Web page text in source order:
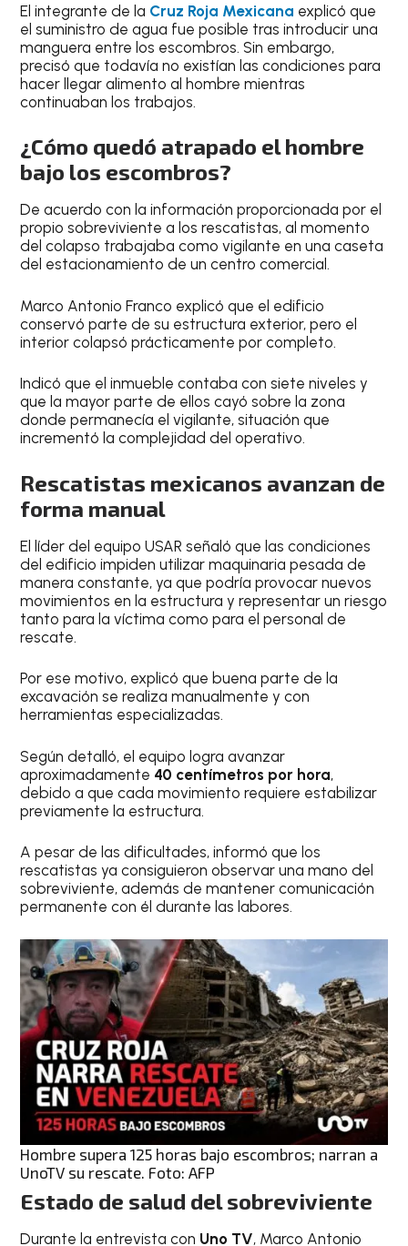
El integrante de la Cruz Roja Mexicana explicó que
el suministro de agua fue posible tras introducir una
manguera entre los escombros. Sin embargo,
precisó que todavía no existían las condiciones para
hacer llegar alimento al hombre mientras
continuaban los trabajos.
¿Cómo quedó atrapado el hombre
bajo los escombros?
De acuerdo con la información proporcionada por el
propio sobreviviente a los rescatistas, al momento
del colapso trabajaba como vigilante en una caseta
del estacionamiento de un centro comercial.
Marco Antonio Franco explicó que el edificio
conservó parte de su estructura exterior, pero el
interior colapsó prácticamente por completo.
Indicó que el inmueble contaba con siete niveles y
que la mayor parte de ellos cayó sobre la zona
donde permanecía el vigilante, situación que
incrementó la complejidad del operativo.
Rescatistas mexicanos avanzan de
forma manual
El líder del equipo USAR señaló que las condiciones
del edificio impiden utilizar maquinaria pesada de
manera constante, ya que podría provocar nuevos
movimientos en la estructura y representar un riesgo
tanto para la víctima como para el personal de
rescate.
Por ese motivo, explicó que buena parte de la
excavación se realiza manualmente y con
herramientas especializadas.
Según detalló, el equipo logra avanzar
aproximadamente 40 centímetros por hora,
debido a que cada movimiento requiere estabilizar
previamente la estructura.
A pesar de las dificultades, informó que los
rescatistas ya consiguieron observar una mano del
sobreviviente, además de mantener comunicación
permanente con él durante las labores.
Hombre supera 125 horas bajo escombros; narran a
UnoTV su rescate. Foto: AFP
Estado de salud del sobreviviente
Durante la entrevista con Uno TV, Marco Antonio